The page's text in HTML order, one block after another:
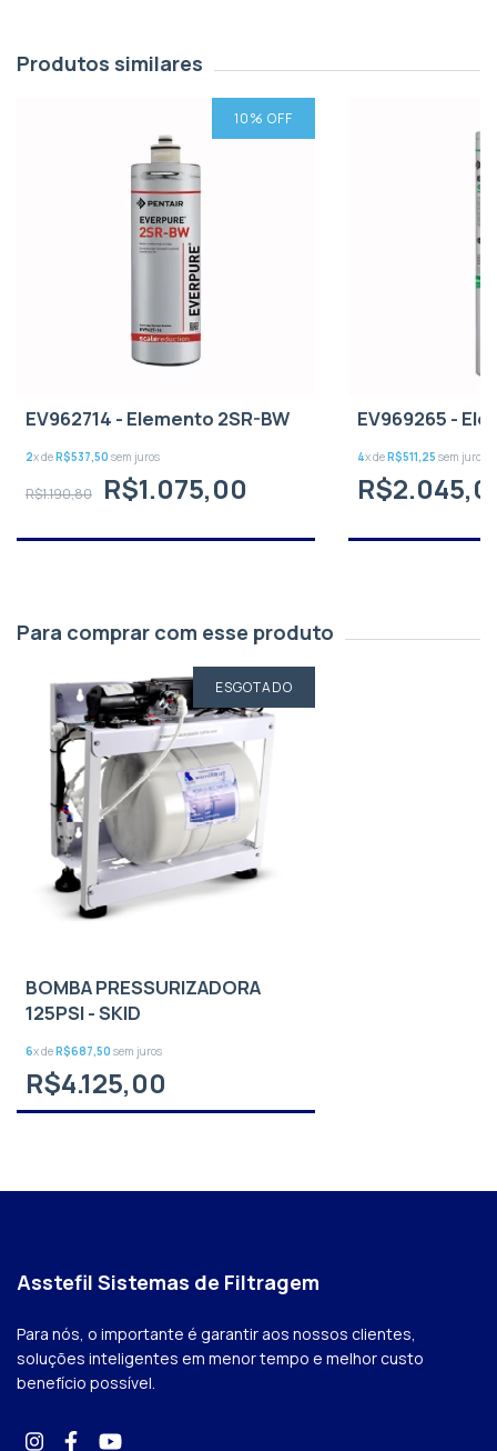
Produtos similares
10% OFF
EV962714 - Elemento 2SR-BW
2x deR$537,50 sem juros
R$1.190,80 R$1.075,00
EV969265 -
4x deR$511,25 sem juros
Para comprar com esse produto
ESGOTADO
BOMBA PRESSURIZADORA
125PSI - SKID
6x deR$687,50 sem juros
R$4.125,00
Asstefil Sistemas de Filtragem
Para nós, o importante é garantir aos nossos clientes,
soluções inteligentes em menor tempo e melhor custo
benefício possível.